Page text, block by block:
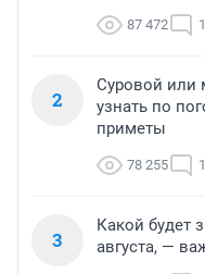
87 472
2
Суровой или
узнать по
приметы
78 255
3
Какой будет
августа, —